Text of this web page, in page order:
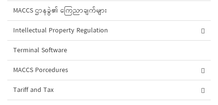
MACCS ဌာနခွဲ၏ ကြေညာချက်များ
Intellectual Property Regulation
Terminal Software
MACCS Porcedures
Tariff and Tax